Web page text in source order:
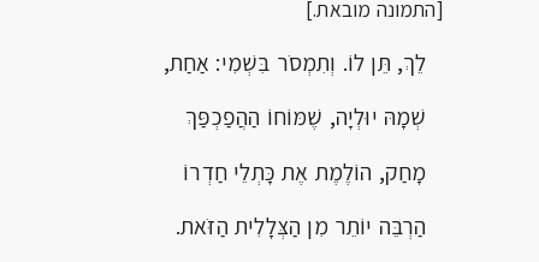
[התמונה מובאת.]
לֵךְ, תֵּן לוֹ. וְתִמְסֹר בִּשְׁמִי: אַחַת,
שְׁמָהּ יוּלְיָה, שֶׁמּוֹחוֹ הַהֲפַכְפַּךְ
מָחַק, הוֹלֶמֶת אֶת כָּתְלֵי חַדְרוֹ
הַרְבֵּה יוֹתֵר מִן הַצְּלָלִית הַזֹּאת.